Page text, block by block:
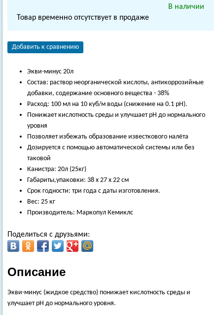
В наличии
Товар временно отсутствует в продаже
Добавить к сравнению
Экви-минус 20л
Состав: раствор неорганической кислоты, антикоррозийные
добавки, содержание основного вещества - 38%
Расход: 100 мл на 10 куб/м воды (снижение на 0.1 pH).
Понижает кислотность среды и улучшает pH до нормального
уровня
Позволяет избежать образование известкового налёта
Дозируется с помощью автоматической системы или без
таковой
Канистра: 20л (25кг)
Габариты,упаковки: 38 х 27 х 22 см
Срок годности: три года с даты изготовления.
Вес: 25 кг
Производитель: Маркопул Кемиклс
Поделиться с друзьями:
Описание
Экви-минус (жидкое средство) понижает кислотность среды и
улучшает pH до нормального уровня.